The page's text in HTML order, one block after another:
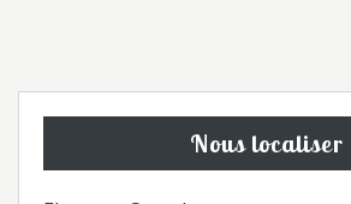
Nous localiser